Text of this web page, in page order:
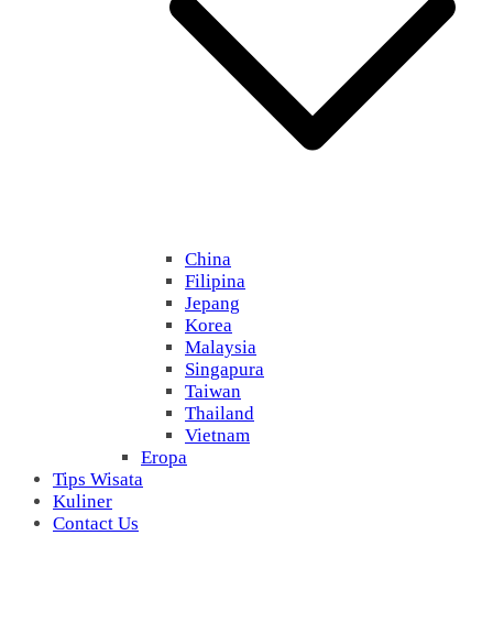
China
Filipina
Jepang
Korea
Malaysia
Singapura
Taiwan
Thailand
Vietnam
Eropa
Tips Wisata
Kuliner
Contact Us